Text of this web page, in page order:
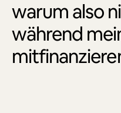
warum also
während